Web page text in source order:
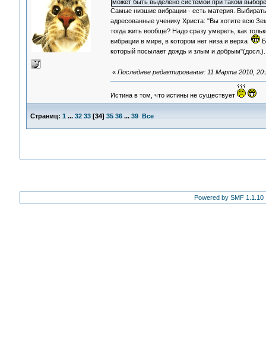
может быть выделено системой при таком
Самые низшие вибрации - есть материя.
адресованные ученику Христа: "Вы хотите всю
тогда жить вообще? Надо сразу умереть, как
вибрации в мире, в котором нет низа и верха
который посылает дождь и злым и
« Последнее редактирование: 11 Марта 2010,
Истина в том, что истины не существует
Страниц: 1 ... 32 33[34] 35 36 ... 39 Все
Powered by SMF 1.1.10